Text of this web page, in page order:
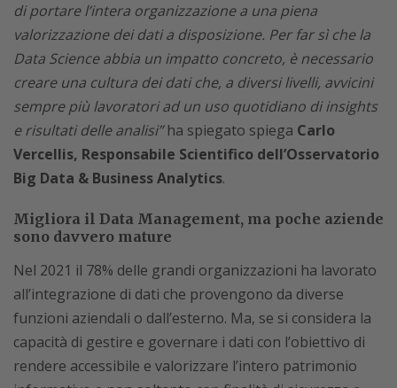
di portare l’intera organizzazione a una piena
valorizzazione dei dati a disposizione. Per far sì che la
Data Science abbia un impatto concreto, è necessario
creare una cultura dei dati che, a diversi livelli, avvicini
sempre più lavoratori ad un uso quotidiano di insights
e risultati delle analisi”ha spiegato spiega Carlo
Vercellis, Responsabile Scientifico dell’Osservatorio
Big Data & Business Analytics.
Migliora il Data Management, ma poche aziende
sono davvero mature
Nel 2021 il 78% delle grandi organizzazioni ha lavorato
all’integrazione di dati che provengono da diverse
funzioni aziendali o dall’esterno. Ma, se si considera la
capacità di gestire e governare i dati con l’obiettivo di
rendere accessibile e valorizzare l’intero patrimonio